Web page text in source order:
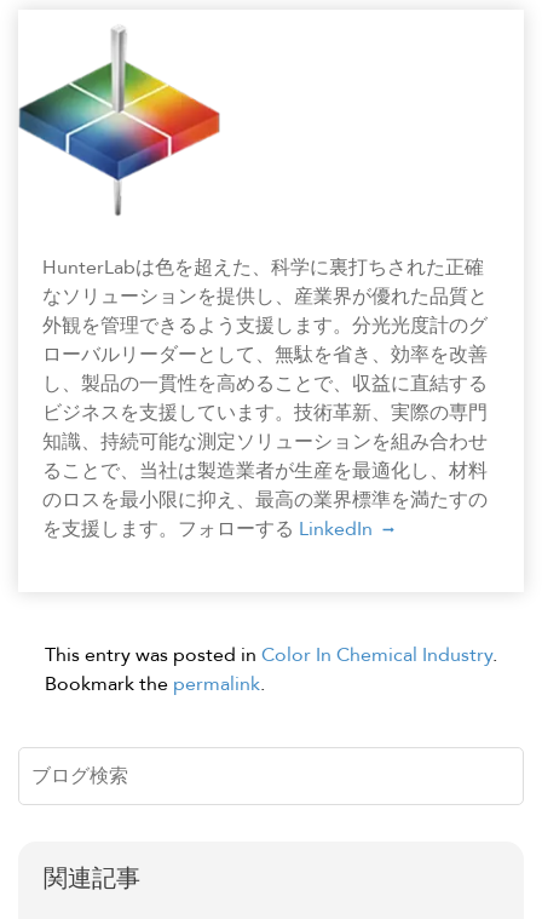
HunterLabは色を超えた、科学に裏打ちされた正確
なソリューションを提供し、産業界が優れた品質と
外観を管理できるよう支援します。分光光度計のグ
ローバルリーダーとして、無駄を省き、効率を改善
し、製品の一貫性を高めることで、収益に直結する
ビジネスを支援しています。技術革新、実際の専門
知識、持続可能な測定ソリューションを組み合わせ
ることで、当社は製造業者が生産を最適化し、材料
のロスを最小限に抑え、最高の業界標準を満たすの
を支援します。フォローする LinkedIn
This entry was posted in Color In Chemical Industry.
Bookmark the permalink.
関連記事